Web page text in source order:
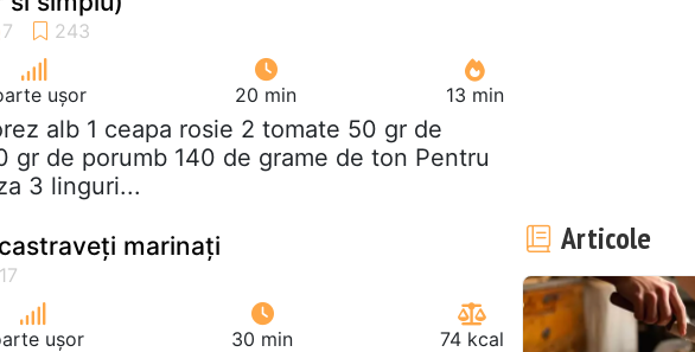
ușor 20 min 13 min
alb 1 ceapa rosie 2 tomate 50 gr de
gr de porumb 140 de grame de ton Pentru
3 linguri...
marinați
ușor 30 min 74 kcal
Articole